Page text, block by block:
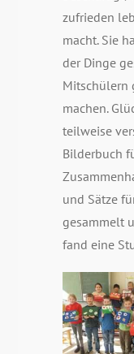
zufrieden
macht. Sie
der Dinge
Mitschülern
machen.
teilweise
Bilderbuch
und Sätze
gesammelt
fand eine